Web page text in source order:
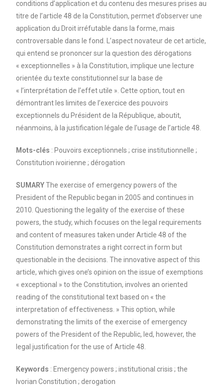
conditions d’application et du contenu des mesures prises au
titre de l’article 48 de la Constitution, permet d’observer une
application du Droit irréfutable dans la forme, mais
controversable dans le fond. L’aspect novateur de cet article,
qui entend se prononcer sur la question des dérogations
« exceptionnelles » à la Constitution, implique une lecture
orientée du texte constitutionnel sur la base de
« l’interprétation de l’effet utile ». Cette option, tout en
démontrant les limites de l’exercice des pouvoirs
exceptionnels du Président de la République, aboutit,
néanmoins, à la justification légale de l’usage de l’article 48.
Mots-clés : Pouvoirs exceptionnels ; crise institutionnelle ;
Constitution ivoirienne ; dérogation
SUMARYThe exercise of emergency powers of the
President of the Republic began in 2005 and continues in
2010. Questioning the legality of the exercise of these
powers, the study, which focuses on the legal requirements
and content of measures taken under Article 48 of the
Constitution demonstrates a right correct in form but
questionable in the decisions. The innovative aspect of this
article, which gives one’s opinion on the issue of exemptions
« exceptional » to the Constitution, involves an oriented
reading of the constitutional text based on « the
interpretation of effectiveness. » This option, while
demonstrating the limits of the exercise of emergency
powers of the President of the Republic, led, however, the
legal justification for the use of Article 48.
Keywords : Emergency powers ; institutional crisis ; the
Ivorian Constitution ; derogation